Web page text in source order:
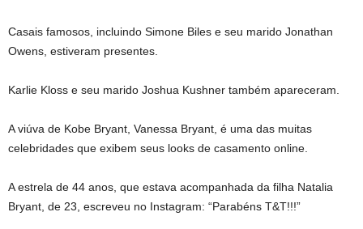
Casais famosos, incluindo Simone Biles e seu marido Jonathan
Owens, estiveram presentes.
Karlie Kloss e seu marido Joshua Kushner também apareceram.
A viúva de Kobe Bryant, Vanessa Bryant, é uma das muitas
celebridades que exibem seus looks de casamento online.
A estrela de 44 anos, que estava acompanhada da filha Natalia
Bryant, de 23, escreveu no Instagram: “Parabéns T&T!!!”